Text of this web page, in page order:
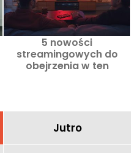
5 nowości
streamingowych do
obejrzenia w ten
Jutro